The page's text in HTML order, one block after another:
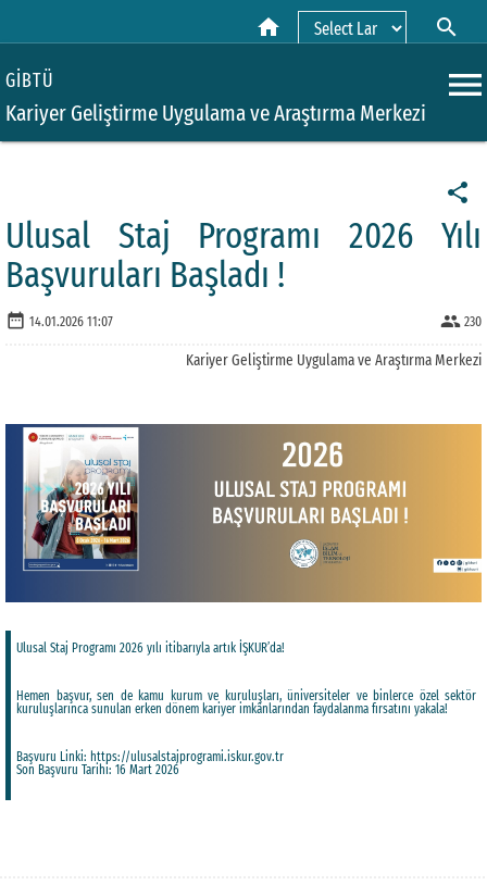
home search
GİBTÜ
Kariyer Geliştirme Uygulama ve Araştırma Merkezi
menu
share
Ulusal Staj Programı 2026 Yılı
Başvuruları Başladı !
date_range 14.01.2026 11:07 people 230
Kariyer Geliştirme Uygulama ve Araştırma Merkezi
Ulusal Staj Programı 2026 yılı itibarıyla artık İŞKUR’da!
Hemen başvur, sen de kamu kurum ve kuruluşları, üniversiteler ve binlerce özel sektör
kuruluşlarınca sunulan erken dönem kariyer imkânlarından faydalanma fırsatını yakala!
Başvuru Linki: https://ulusalstajprogrami.iskur.gov.tr
Son Başvuru Tarihi: 16 Mart 2026